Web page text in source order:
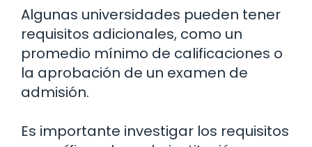
Algunas universidades pueden tener
requisitos adicionales, como un
promedio mínimo de calificaciones o
la aprobación de un examen de
admisión.
Es importante investigar los requisitos